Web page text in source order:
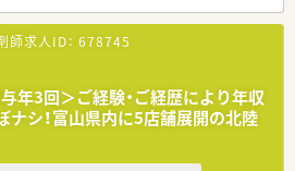
物像について】
強化するための増員募集ですので、新しい
ができています。
ンクのある方も歓迎しており、安心して就
備しています。
な立地ですので、マイカー通勤を希望され
求人です。
師求人ID： 678745
年3回＞ご経験・ご経歴により年収
シ！富山県内に5店舗展開の北陸